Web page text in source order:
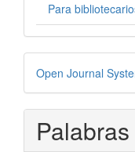
Para
por
Open Journal